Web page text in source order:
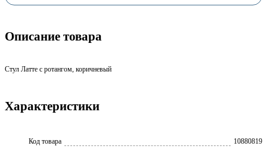
Описание товара
Стул Латте с ротангом, коричневый
Характеристики
Код товара
10880819